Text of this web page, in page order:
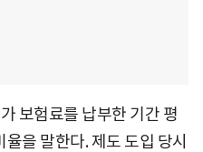
보험료를 납부한 기간 평
을 말한다. 제도 도입 당시